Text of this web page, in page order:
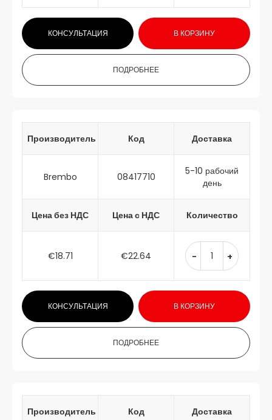
КОНСУЛЬТАЦИЯ В КОРЗИНУ
ПОДРОБНЕЕ
Производитель Код Доставка
Brembo 08417710
5-10 рабочий
день
Цена без НДС Цена с НДС Количество
€18.71 €22.64 - +
КОНСУЛЬТАЦИЯ В КОРЗИНУ
ПОДРОБНЕЕ
Производитель Код Доставка